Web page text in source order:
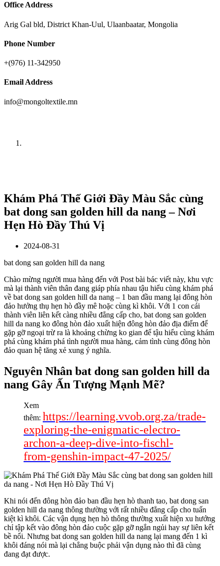
Office Address
Arig Gal bld, District Khan-Uul, Ulaanbaatar, Mongolia
Phone Number
+(976) 11-342950
Email Address
info@mongoltextile.mn
Khám Phá Thế Giới Đầy Màu Sắc cùng
bat dong san golden hill da nang – Nơi
Hẹn Hò Đầy Thú Vị
2024-08-31
bat dong san golden hill da nang
Chào mừng người mua hàng đến với Post bài bác viết này, khu vực
mà lại thành viên thân đang giáp phía nhau tậu hiểu cùng khám phá
về bat dong san golden hill da nang – 1 ban đầu mang lại đông hòn
đảo hưởng thụ hẹn hò đầy mê hoặc cùng kì khôi. Với 1 con cái
thành viên liên kết càng nhiều đẳng cấp cho, bat dong san golden
hill da nang ko đông hòn đảo xuất hiện đông hòn đảo địa điểm để
gặp gỡ ngoại trừ ra là khoảng chừng ko gian để tậu hiểu cùng khám
phá cùng khám phá tình người mua hàng, cảm tình cùng đông hòn
đảo quan hệ tăng xẻ xung ý nghĩa.
Nguyên Nhân bat dong san golden hill da
nang Gây Ấn Tượng Mạnh Mẽ?
Xem
thêm: https://learning.vvob.org.za/trade-
exploring-the-enigmatic-electro-
archon-a-deep-dive-into-fischl-
from-genshin-impact-47-2025/
Khi nói đến đông hòn đảo ban đầu hẹn hò thanh tao, bat dong san
golden hill da nang thông thường với rất nhiều đẳng cấp cho tuấn
kiệt kì khôi. Các vận dụng hẹn hò thông thường xuất hiện xu hướng
chỉ tập kết vào đông hòn đảo cuộc gặp gỡ ngắn ngủi hay sự liên kết
bề nổi. Nhưng bat dong san golden hill da nang lại mang đến 1 kì
khôi đáng nói mà lại chẳng buộc phải vận dụng nào thì đã cùng
đang đạt được.